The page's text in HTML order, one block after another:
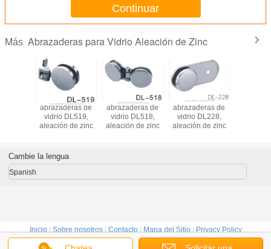
Continuar
Más Abrazaderas para Vidrio Aleación de Zinc
doble
abrazaderas de
vidrio DL519,
aleación de zinc
abrazaderas de
vidrio DL518,
aleación de zinc
abrazaderas de
vidrio DL228,
aleación de zinc
Cambie la lengua
Spanish
Inicio| Sobre nosotros| Contacto| Mapa del Sitio|
Privacy Policy
Visión de escritorio